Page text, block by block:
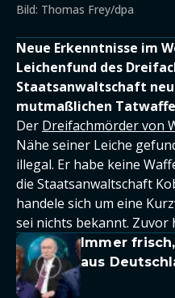
Bild: Thomas Frey/dpa
Neue Erkenntnisse im
Leichenfund des
Staatsanwaltschaft
mutmaßlichen
Der Dreifachmörder von
Nähe seiner Leiche
illegal. Er habe keine
die Staatsanwaltschaft
handele sich um eine
sei nichts bekannt. Zuvor
Immer
aus